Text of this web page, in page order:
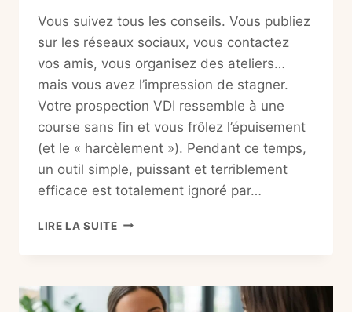
Vous suivez tous les conseils. Vous publiez
sur les réseaux sociaux, vous contactez
vos amis, vous organisez des ateliers…
mais vous avez l’impression de stagner.
Votre prospection VDI ressemble à une
course sans fin et vous frôlez l’épuisement
(et le « harcèlement »). Pendant ce temps,
un outil simple, puissant et terriblement
efficace est totalement ignoré par…
LIRE LA SUITEAVOIR
VDI
EN